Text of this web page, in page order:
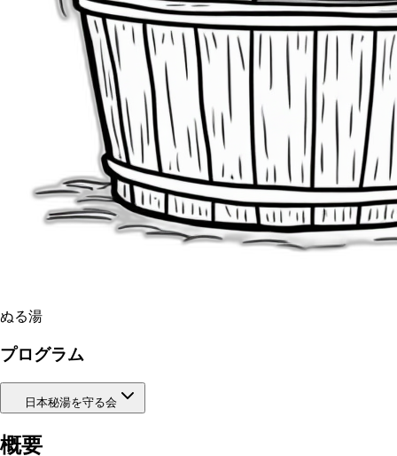
ぬる湯
プログラム
日本秘湯を守る会
概要